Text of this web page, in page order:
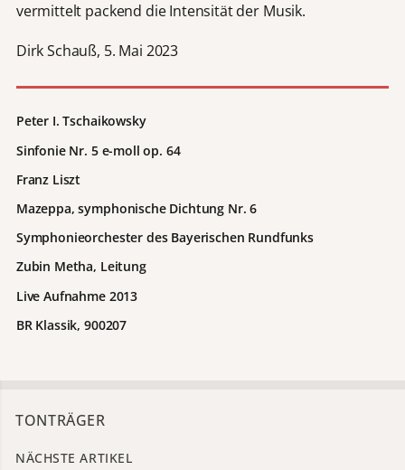
vermittelt packend die Intensität der Musik.
Dirk Schauß, 5. Mai 2023
Peter I. Tschaikowsky
Sinfonie Nr. 5 e-moll op. 64
Franz Liszt
Mazeppa, symphonische Dichtung Nr. 6
Symphonieorchester des Bayerischen Rundfunks
Zubin Metha, Leitung
Live Aufnahme 2013
BR Klassik, 900207
TONTRÄGER
NÄCHSTE ARTIKEL